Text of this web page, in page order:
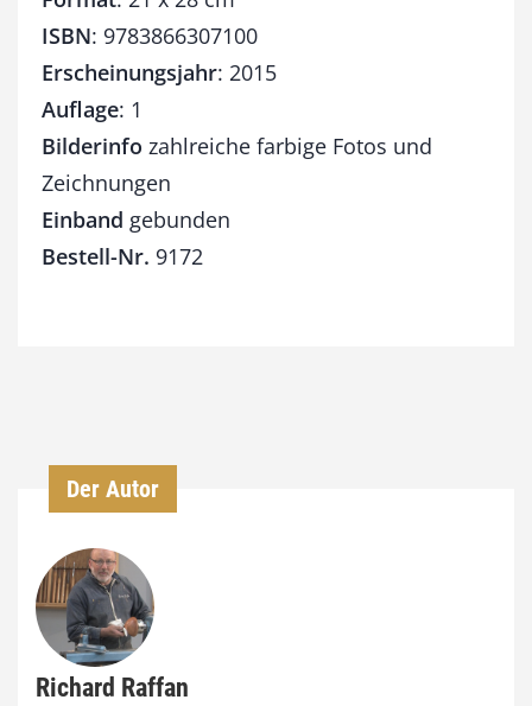
ISBN: 9783866307100
Erscheinungsjahr: 2015
Auflage: 1
Bilderinfo zahlreiche farbige Fotos und
Zeichnungen
Einband gebunden
Bestell-Nr. 9172
Der Autor
Richard Raffan